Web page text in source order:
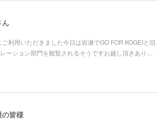
ん
利用いただきました今日は岩瀬でGO FOR KOGEIと旧
ーション部門を観覧されるそうですお越し頂きあり…
皆様